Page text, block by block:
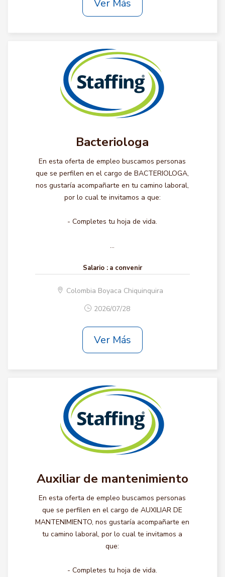
Ver Más
Bacteriologa
En esta oferta de empleo buscamos personas
que se perfilen en el cargo de BACTERIOLOGA,
nos gustaría acompañarte en tu camino laboral,
por lo cual te invitamos a que:
- Completes tu hoja de vida.
...
Salario : a convenir
Colombia Boyaca Chiquinquira
2026/07/28
Ver Más
Auxiliar de mantenimiento
En esta oferta de empleo buscamos personas
que se perfilen en el cargo de AUXILIAR DE
MANTENIMIENTO, nos gustaría acompañarte en
tu camino laboral, por lo cual te invitamos a
que:
- Completes tu hoja de vida.